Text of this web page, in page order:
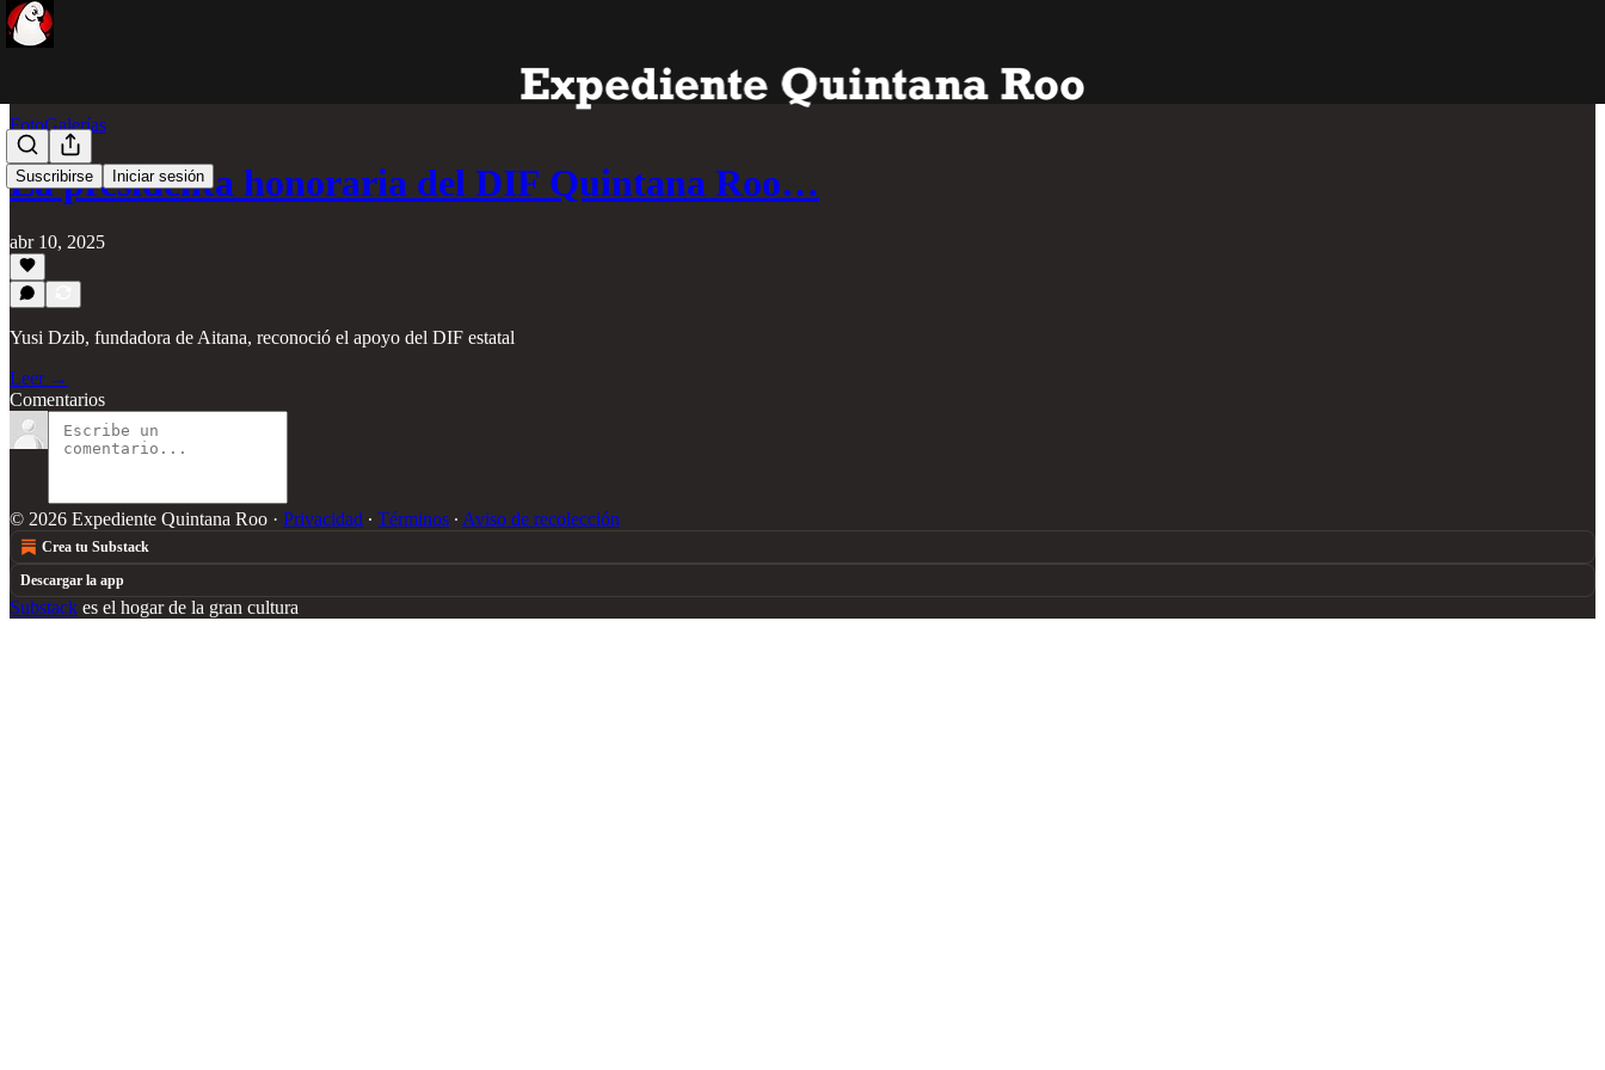
Suscribirse Iniciar sesión
FotoGalerías
La presidenta honoraria del DIF Quintana Roo…
abr 10, 2025
Yusi Dzib, fundadora de Aitana, reconoció el apoyo del DIF estatal
Leer →
Comentarios
© 2026 Expediente Quintana Roo · Privacidad ∙ Términos ∙ Aviso de recolección
Crea tu Substack
Descargar la app
Substack es el hogar de la gran cultura